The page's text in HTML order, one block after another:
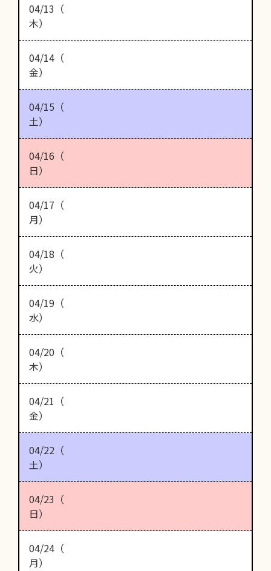
04/13（
木）
04/14（
金）
04/15（
土）
04/16（
日）
04/17（
月）
04/18（
火）
04/19（
水）
04/20（
木）
04/21（
金）
04/22（
土）
04/23（
日）
04/24（
月）